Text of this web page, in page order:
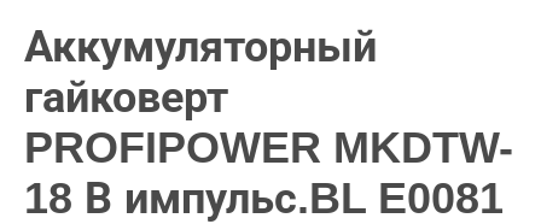
Аккумуляторный
гайковерт
PROFIPOWER MKDTW-
18 В импульс.BL E0081